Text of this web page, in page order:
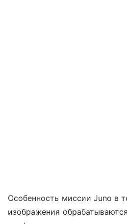
Особенность миссии Juno в
изображения